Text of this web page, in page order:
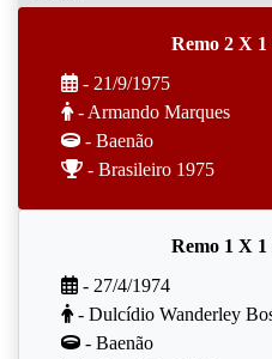
Remo 2 X
- 21/9/1975
- Armando Marques
- Baenão
- Brasileiro 1975
Remo 1 X
- 27/4/1974
- Dulcídio Wanderley
- Baenão